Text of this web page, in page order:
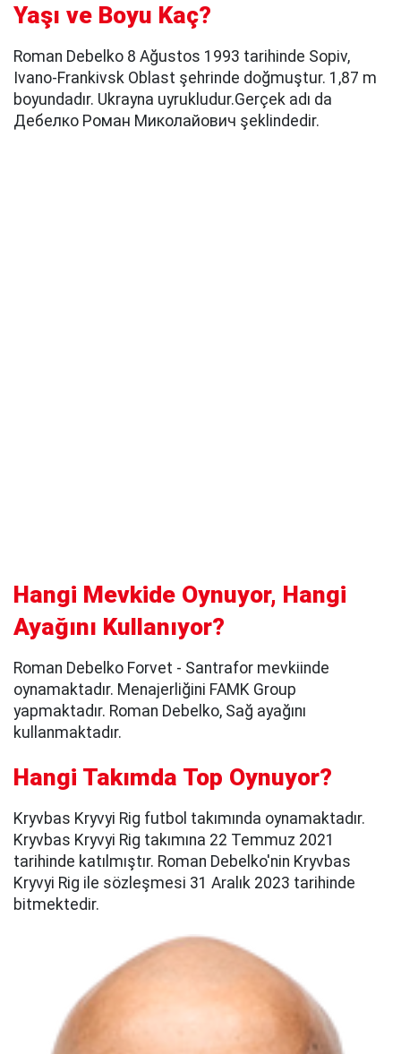
Yaşı ve Boyu Kaç?
Roman Debelko 8 Ağustos 1993 tarihinde Sopiv,
Ivano-Frankivsk Oblast şehrinde doğmuştur. 1,87 m
boyundadır. Ukrayna uyrukludur.Gerçek adı da
Дебелко Роман Миколайович şeklindedir.
Hangi Mevkide Oynuyor, Hangi
Ayağını Kullanıyor?
Roman Debelko Forvet - Santrafor mevkiinde
oynamaktadır. Menajerliğini FAMK Group
yapmaktadır. Roman Debelko, Sağ ayağını
kullanmaktadır.
Hangi Takımda Top Oynuyor?
Kryvbas Kryvyi Rig futbol takımında oynamaktadır.
Kryvbas Kryvyi Rig takımına 22 Temmuz 2021
tarihinde katılmıştır. Roman Debelko'nin Kryvbas
Kryvyi Rig ile sözleşmesi 31 Aralık 2023 tarihinde
bitmektedir.